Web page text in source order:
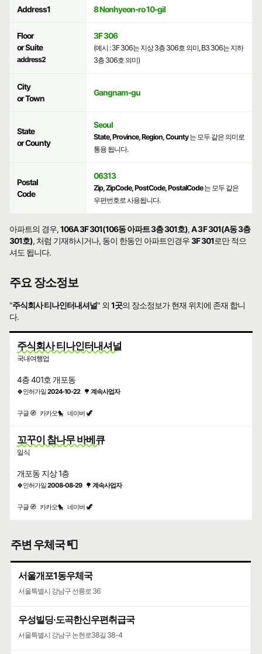
Address1 8 Nonhyeon-ro 10-gil
Floor
or Suite
address2
3F 306
(예시 : 3F 306는 지상 3층 306호 의미, B3 306는 지하
3층 306호 의미)
City
or Town
Gangnam-gu
State
or County
Seoul
State, Province, Region, County는 모두 같은 의미로
통용 됩니다.
Postal
Code
06313
Zip, ZipCode, PostCode, PostalCode는 모두 같은
우편번호로 사용됩니다.
아파트의 경우,106A 3F 301(106동 아파트 3층 301호),A 3F 301(A동 3층
301호), 처럼 기재하시거나, 동이 한동인 아파트인경우3F 301로만 적으
셔도 됩니다.
주요 장소정보
"주식회사 티나인터내셔널" 외1곳의 장소정보가 현재 위치에 존재 합니
다.
주식회사 티나인터내셔널
국내여행업
4층 401호 개포동
🍀인허가일2024-10-22 🌳 계속사업자
구글 🧭 카카오🐤 네이버 🦖
꼬꾸이 참나무 바베큐
일식
개포동 지상 1층
🍀인허가일2008-08-29 🌳 계속사업자
구글 🧭 카카오🐤 네이버 🦖
주변 우체국 📮
서울개포1동우체국
서울특별시 강남구 선릉로 36
우성빌딩·도곡한신우편취급국
서울특별시 강남구 논현로38길 38-4